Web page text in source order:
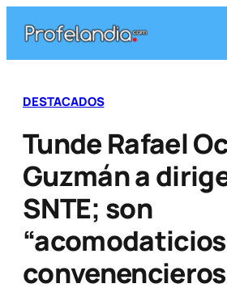
contenido
DESTACADOS
Tunde Rafael
Guzmán a
SNTE; son